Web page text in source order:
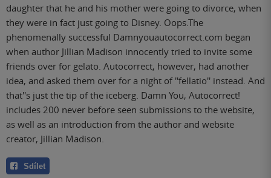
daughter that he and his mother were going to divorce, when
they were in fact just going to Disney. Oops.The
phenomenally successful Damnyouautocorrect.com began
when author Jillian Madison innocently tried to invite some
friends over for gelato. Autocorrect, however, had another
idea, and asked them over for a night of ''fellatio'' instead. And
that''s just the tip of the iceberg. Damn You, Autocorrect!
includes 200 never before seen submissions to the website,
as well as an introduction from the author and website
creator, Jillian Madison.
Sdílet